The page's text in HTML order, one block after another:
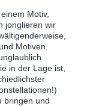
Motiv,
jonglieren wir
Motiven.
in der Lage ist,
bringen und